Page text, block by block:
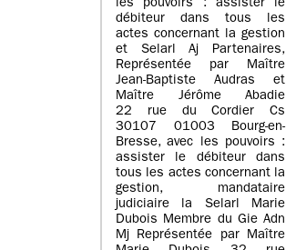
les pouvoirs : assister le
débiteur dans tous les
actes concernant la gestion
et Selarl Aj Partenaires,
Représentée par Maître
Jean-Baptiste Audras et
Maître Jérôme Abadie
22 rue du Cordier Cs
30107 01003 Bourg-en-
Bresse, avec les pouvoirs :
assister le débiteur dans
tous les actes concernant la
gestion, mandataire
judiciaire la Selarl Marie
Dubois Membre du Gie Adn
Mj Représentée par Maître